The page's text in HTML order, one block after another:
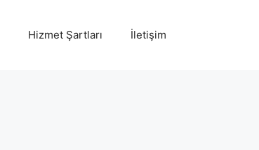
Hizmet Şartları İletişim